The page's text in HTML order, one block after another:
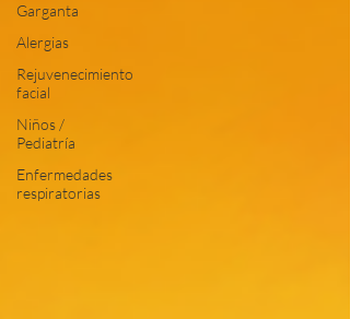
Garganta
Alergias
Rejuvenecimiento
facial
Niños /
Pediatría
Enfermedades
respiratorias